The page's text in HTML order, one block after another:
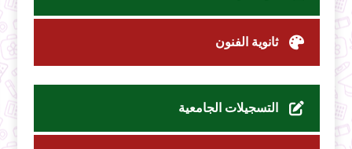
ثانوية الفنون
التسجيلات الجامعية